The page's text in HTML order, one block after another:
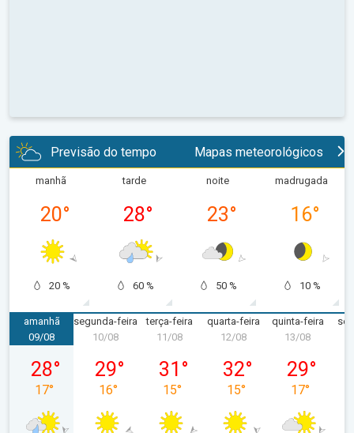
Previsão do tempo Mapas meteorológicos
manhã
20°
20 %
tarde
28°
60 %
noite
23°
50 %
madrugada
16°
10 %
amanhã
domingo, 09/08
09/08
28°
17°
segunda-feira
segunda-feira, 10/08
10/08
29°
16°
terça-feira
terça-feira, 11/08
11/08
31 °
15°
quarta-feira
quarta-feira, 12/08
12/08
32°
15°
quinta-feira
13/08
29°
17°